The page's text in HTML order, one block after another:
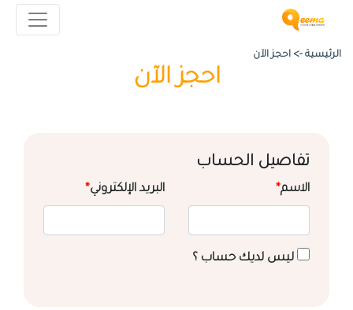
الرئيسية -> احجز الآن
احجز الآن
تفاصيل الحساب
الاسم* البريد الإلكتروني*
ليس لديك حساب ؟